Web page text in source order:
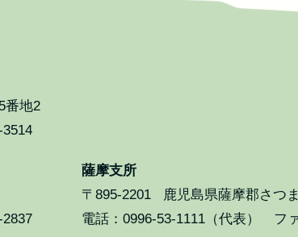
番地2
薩摩支所
〒895-2201
鹿児島県薩摩郡さつ
電話：0996-53-1111（代表） フ